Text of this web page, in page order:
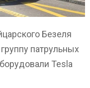
Безеля
патрульных
Tesla